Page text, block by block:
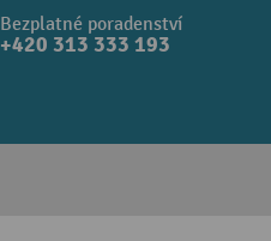
Bezplatné poradenství
+420 313 333 193